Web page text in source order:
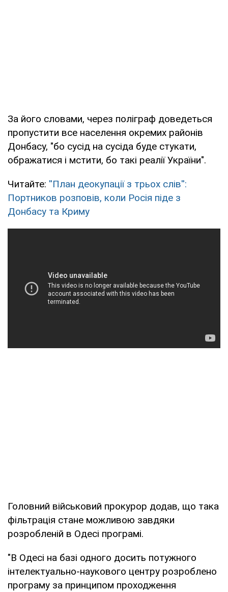
За його словами, через поліграф доведеться
пропустити все населення окремих районів
Донбасу, "бо сусід на сусіда буде стукати,
ображатися і мстити, бо такі реалії України".
Читайте: ''План деокупації з трьох слів'':
Портников розповів, коли Росія піде з
Донбасу та Криму
Головний військовий прокурор додав, що така
фільтрація стане можливою завдяки
розробленій в Одесі програмі.
"В Одесі на базі одного досить потужного
інтелектуально-наукового центру розроблено
програму за принципом проходження